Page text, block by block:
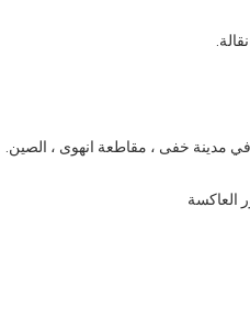
العاكسة